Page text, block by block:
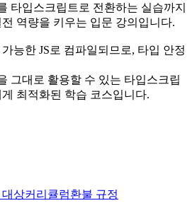
타입스크립트로 전환하는 실습까지
역량을 키우는 입문 강의입니다.
능한 JS로 컴파일되므로, 타입 안정
그대로 활용할 수 있는 타입스크립
최적화된 학습 코스입니다.
대상커리큘럼환불 규정